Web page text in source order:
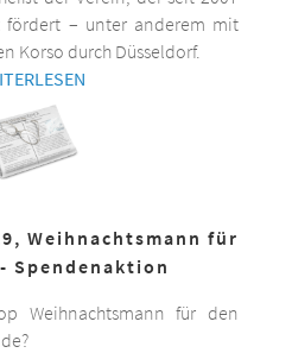
fördert – unter anderem mit
Korso durch Düsseldorf.
Weihnachtsmann für
Spendenaktion
Weihnachtsmann für den